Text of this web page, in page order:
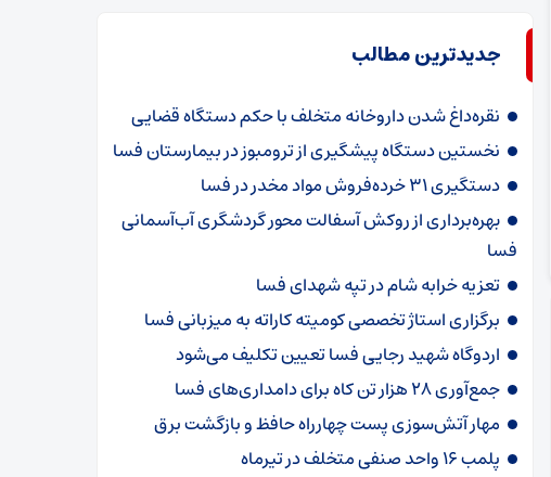
جدیدترین مطالب
نقره‌داغ شدن داروخانه متخلف با حکم دستگاه قضایی
نخستین دستگاه پیشگیری از ترومبوز در بیمارستان فسا
دستگیری ۳۱ خرده‌فروش مواد مخدر در فسا
بهره‌برداری از روکش آسفالت محور گردشگری آب‌آسمانی
فسا
تعزیه خرابه شام در تپه شهدای فسا
برگزاری استاژ تخصصی کومیته کاراته به میزبانی فسا
اردوگاه شهید رجایی فسا تعیین تکلیف می‌شود
جمع‌آوری ۲۸ هزار تن کاه برای دامداری‌های فسا
مهار آتش‌سوزی پست چهارراه حافظ و بازگشت برق
پلمب ۱۶ واحد صنفی متخلف در تیرماه